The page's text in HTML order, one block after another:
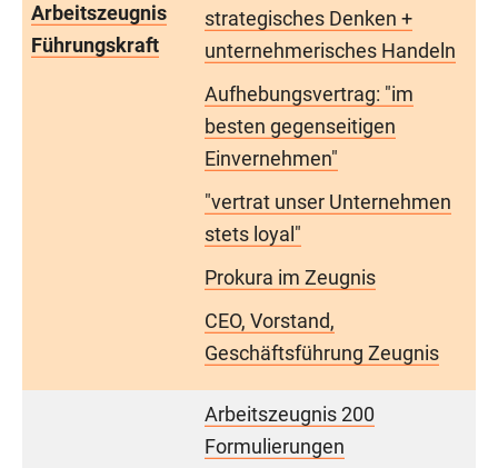
Arbeitszeugnis
Führungskraft
strategisches Denken +
unternehmerisches Handeln
Aufhebungsvertrag: "im
besten gegenseitigen
Einvernehmen"
"vertrat unser Unternehmen
stets loyal"
Prokura im Zeugnis
CEO, Vorstand,
Geschäftsführung Zeugnis
Arbeitszeugnis 200
Formulierungen